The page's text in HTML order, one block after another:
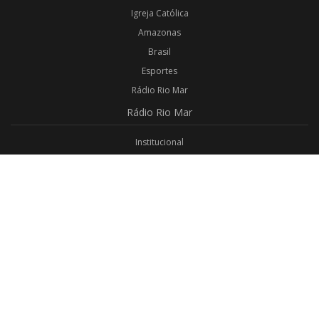
Igreja Católica
Amazonas
Brasil
Esportes
Rádio Rio Mar
Rádio Rio Mar
Institucional